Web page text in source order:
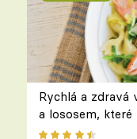
Rychlá a zdravá
a lososem,